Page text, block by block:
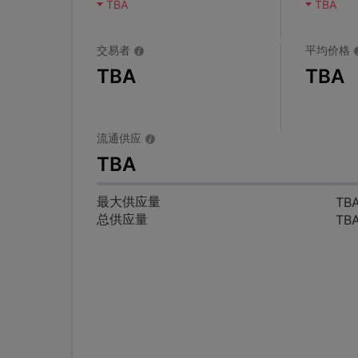
TBA TBA
交易者
TBA
平均价格
TBA
流通供应
TBA
最大供应量
总供应量